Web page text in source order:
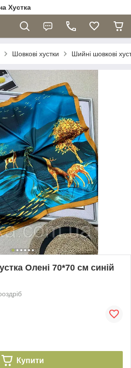
Хустка
Шовкові хустки Шийні шовкові
Олені 70*70 см синій
Купити